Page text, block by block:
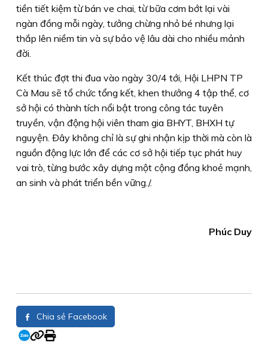
tiền tiết kiệm từ bán ve chai, từ bữa cơm bớt lại vài
ngàn đồng mỗi ngày, tưởng chừng nhỏ bé nhưng lại
thắp lên niềm tin và sự bảo vệ lâu dài cho nhiều mảnh
đời.
Kết thúc đợt thi đua vào ngày 30/4 tới, Hội LHPN TP
Cà Mau sẽ tổ chức tổng kết, khen thưởng 4 tập thể, cơ
sở hội có thành tích nổi bật trong công tác tuyên
truyền, vận động hội viên tham gia BHYT, BHXH tự
nguyện. Ðây không chỉ là sự ghi nhận kịp thời mà còn là
nguồn động lực lớn để các cơ sở hội tiếp tục phát huy
vai trò, từng bước xây dựng một cộng đồng khoẻ mạnh,
an sinh và phát triển bền vững./.
Phúc Duy
Chia sẻ Facebook